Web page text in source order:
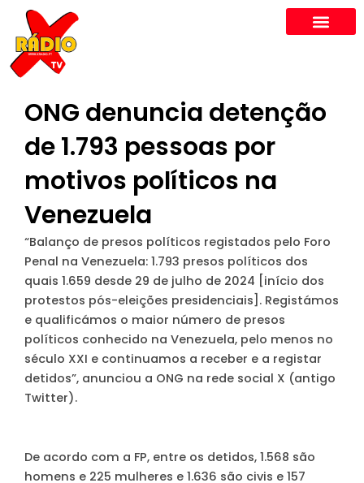
content
ONG denuncia detenção
de 1.793 pessoas por
motivos políticos na
Venezuela
“Balanço de presos políticos registados pelo Foro
Penal na Venezuela: 1.793 presos políticos dos
quais 1.659 desde 29 de julho de 2024 [início dos
protestos pós-eleições presidenciais]. Registámos
e qualificámos o maior número de presos
políticos conhecido na Venezuela, pelo menos no
século XXI e continuamos a receber e a registar
detidos”, anunciou a ONG na rede social X (antigo
Twitter).
De acordo com a FP, entre os detidos, 1.568 são
homens e 225 mulheres e 1.636 são civis e 157